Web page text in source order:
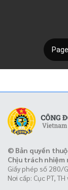
© Bản quyền
Chịu trách nhiệm
Giấy phép số 280/
Nơi cấp: Cục PT,